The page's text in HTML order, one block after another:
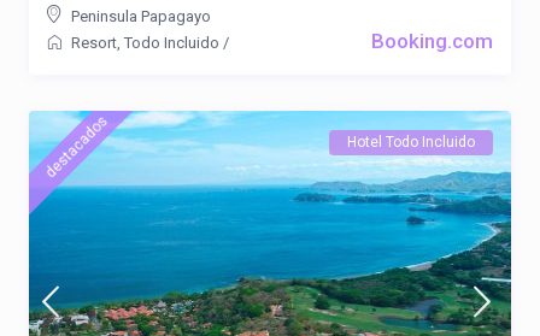
Booking.com
Peninsula Papagayo
Resort, Todo Incluido /
destacados Hotel Todo Incluido